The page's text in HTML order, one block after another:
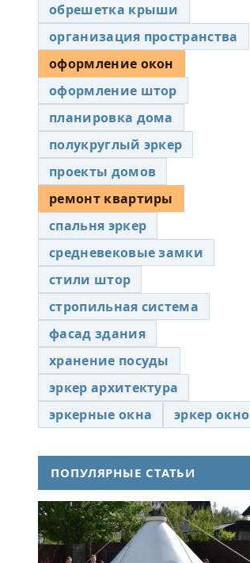
обрешетка крыши
организация пространства
оформление окон
оформление штор
планировка дома
полукруглый эркер
проекты домов
ремонт квартиры
спальня эркер
средневековые замки
стили штор
стропильная система
фасад здания
хранение посуды
эркер архитектура
эркерные окна
эркер окно
ПОПУЛЯРНЫЕ СТАТЬИ